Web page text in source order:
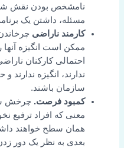
نامشخص بودن نقش
مسئله، داشتن یک
کارمند ناراضی
ممکن است انگیزه
احتمالی کارکنان
ندارند، انگیزه
سازمان باشند.
کمبود فرصت. چرخش
معنی که افراد ترفیع
همان سطح خواهند
بعدی به نظر یک دور